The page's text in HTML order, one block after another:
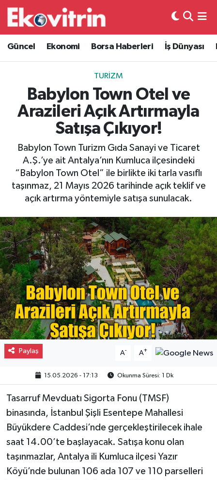
Güncel Ekonomi Borsa Haberleri İş Dünyası
TURIZM
Babylon Town Otel ve
Arazileri Açık Artırmayla
Satışa Çıkıyor!
Babylon Town Turizm Gıda Sanayi ve Ticaret
A.Ş.’ye ait Antalya’nın Kumluca ilçesindeki
“Babylon Town Otel” ile birlikte iki tarla vasıflı
taşınmaz, 21 Mayıs 2026 tarihinde açık teklif ve
açık artırma yöntemiyle satışa sunulacak.
Paylaş A- A+
15.05.2026 - 17:13 Okunma Süresi: 1 Dk
Tasarruf Mevduatı Sigorta Fonu (TMSF)
binasında, İstanbul Şişli Esentepe Mahallesi
Büyükdere Caddesi’nde gerçekleştirilecek ihale
saat 14.00’te başlayacak. Satışa konu olan
taşınmazlar, Antalya ili Kumluca ilçesi Yazır
Köyü’nde bulunan 106 ada 107 ve 110 parselleri
Güncel
Ekonomi
Borsa Haberleri
İş Dünyası
Otovitrin
Asayiş
Gayrimenkul
Spor
Eğitim
Hava Durumu
Trafik Durumu
Süper Lig Puan Durumu ve Fikstür
Tüm Manşetler
Son Dakika Haberleri
Haber Arşivi